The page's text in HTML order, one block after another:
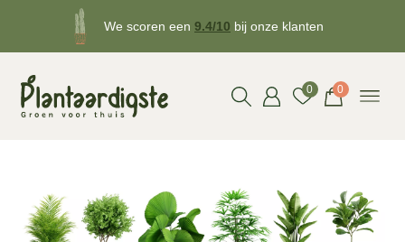
We scoren een 9.4/10 bij onze klanten
0 0